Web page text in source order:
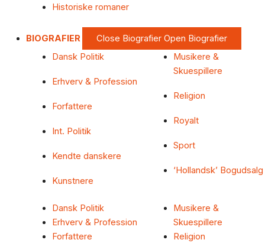
Historiske romaner
BIOGRAFIER Close Biografier Open Biografier
Dansk Politik
Erhverv & Profession
Forfattere
Int. Politik
Kendte danskere
Kunstnere
Musikere &
Skuespillere
Religion
Royalt
Sport
‘Hollandsk’ Bogudsalg
Dansk Politik
Erhverv & Profession
Forfattere
Musikere &
Skuespillere
Religion